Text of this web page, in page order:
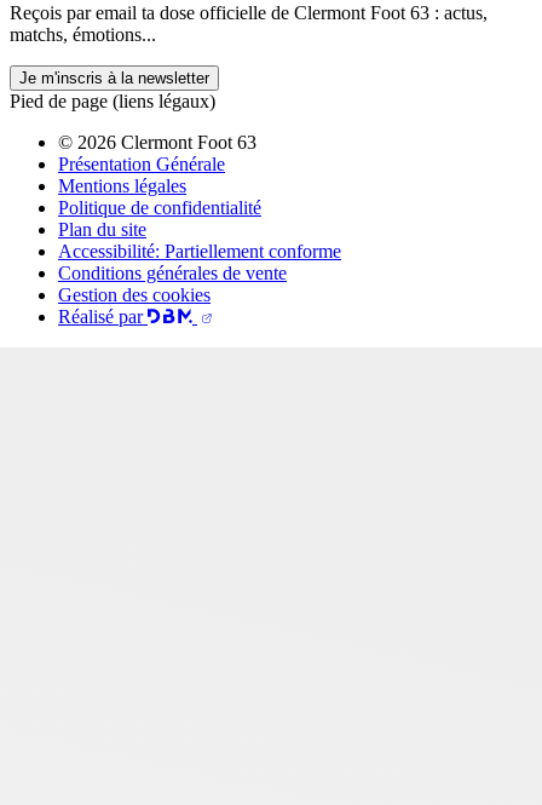
Reçois par email ta dose officielle de Clermont Foot 63 : actus,
matchs, émotions...
Je m'inscris à la newsletter
Pied de page (liens légaux)
© 2026 Clermont Foot 63
Présentation Générale
Mentions légales
Politique de confidentialité
Plan du site
Accessibilité: Partiellement conforme
Conditions générales de vente
Gestion des cookies
Réalisé par